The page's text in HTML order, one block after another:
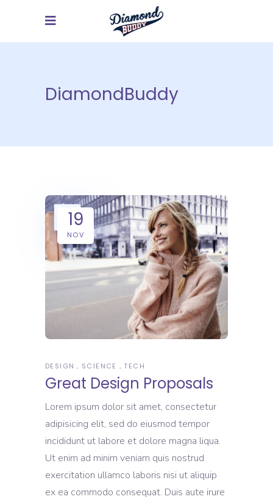
DiamondBuddy
19
NOV
DESIGN SCIENCE TECH
Great Design Proposals
Lorem ipsum dolor sit amet, consectetur
adipisicing elit, sed do eiusmod tempor
incididunt ut labore et dolore magna liqua.
Ut enim ad minim veniam quis nostrud
exercitation ullamco laboris nisi ut aliquip
ex ea commodo consequat. Duis aute irure